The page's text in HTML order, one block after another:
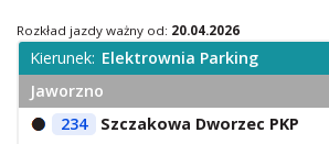
Centrum Obsługi Klienta
Kontakt
Multimedia
O Spółce
Rozkład jazdy ważny od: 20.04.2026
Kierunek: Elektrownia Parking
Jaworzno
234
Szczakowa Dworzec PKP